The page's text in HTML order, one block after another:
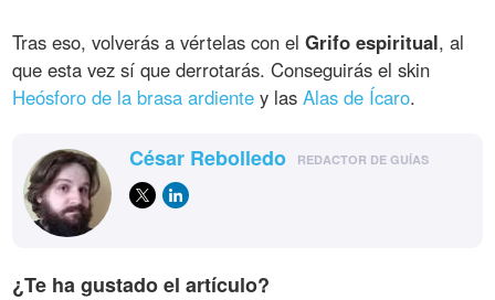
Tras eso, volverás a vértelas con elGrifo espiritual, al
que esta vez sí que derrotarás. Conseguirás el skin
Heósforo de la brasa ardiente y lasAlas de Ícaro.
César Rebolledo REDACTOR DE GUÍAS
¿Te ha gustado el artículo?